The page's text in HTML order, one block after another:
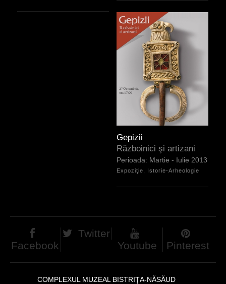
Gepizii
Războinici şi artizani
Martie - Iulie 2013
Expoziţie, Istorie-Arheologie
Facebook
Twitter
Youtube
Pinterest
COMPLEXUL MUZEAL BISTRIŢA-NĂSĂUD